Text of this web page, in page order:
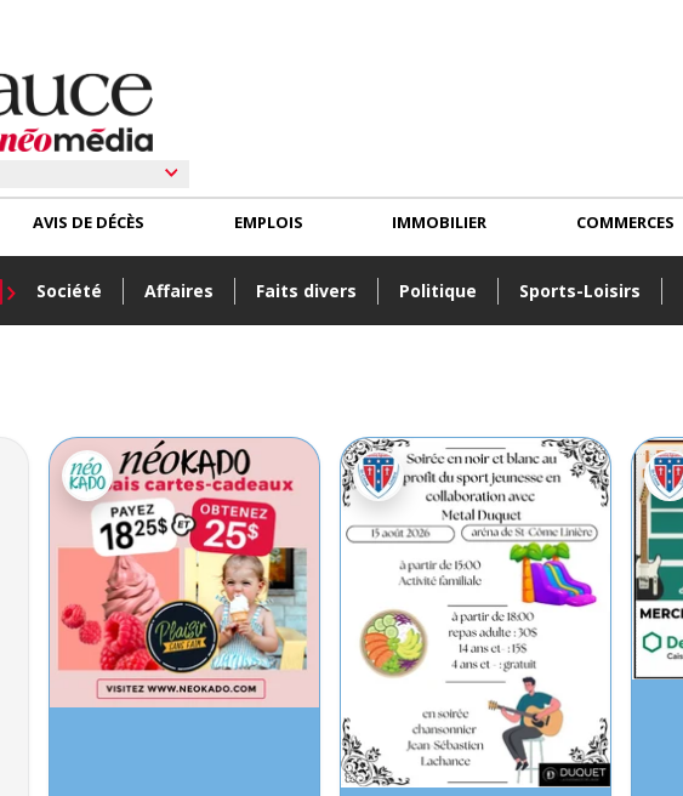
Société Affaires Faits divers Politique Sports-Loisirs
AVIS DE DÉCÈS EMPLOIS IMMOBILIER COMMERCES